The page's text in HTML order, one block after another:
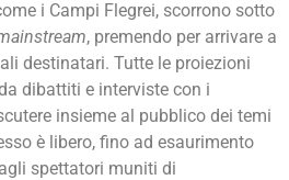
i Campi Flegrei, scorrono sotto
, premendo per arrivare a
destinatari. Tutte le proiezioni
dibattiti e interviste con i
insieme al pubblico dei temi
è libero, fino ad esaurimento
spettatori muniti di